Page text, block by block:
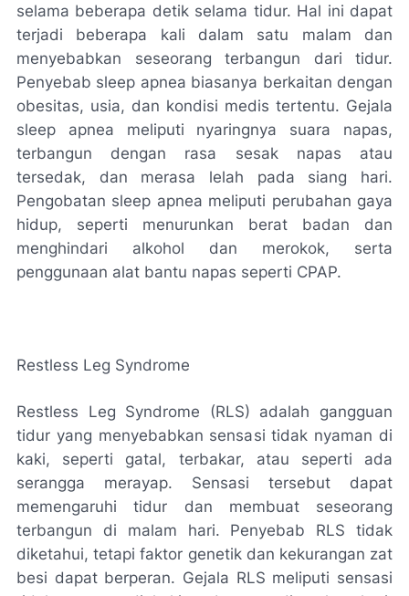
selama beberapa detik selama tidur. Hal ini dapat
terjadi beberapa kali dalam satu malam dan
menyebabkan seseorang terbangun dari tidur.
Penyebab sleep apnea biasanya berkaitan dengan
obesitas, usia, dan kondisi medis tertentu. Gejala
sleep apnea meliputi nyaringnya suara napas,
terbangun dengan rasa sesak napas atau
tersedak, dan merasa lelah pada siang hari.
Pengobatan sleep apnea meliputi perubahan gaya
hidup, seperti menurunkan berat badan dan
menghindari alkohol dan merokok, serta
penggunaan alat bantu napas seperti CPAP.
Restless Leg Syndrome
Restless Leg Syndrome (RLS) adalah gangguan
tidur yang menyebabkan sensasi tidak nyaman di
kaki, seperti gatal, terbakar, atau seperti ada
serangga merayap. Sensasi tersebut dapat
memengaruhi tidur dan membuat seseorang
terbangun di malam hari. Penyebab RLS tidak
diketahui, tetapi faktor genetik dan kekurangan zat
besi dapat berperan. Gejala RLS meliputi sensasi